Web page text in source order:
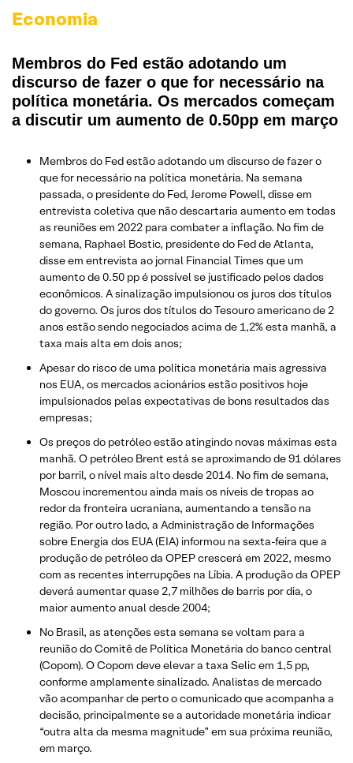
Economia
Membros do Fed estão adotando um
discurso de fazer o que for necessário na
política monetária. Os mercados começam
a discutir um aumento de 0.50pp em março
Membros do Fed estão adotando um discurso de fazer o
que for necessário na política monetária. Na semana
passada, o presidente do Fed, Jerome Powell, disse em
entrevista coletiva que não descartaria aumento em todas
as reuniões em 2022 para combater a inflação. No fim de
semana, Raphael Bostic, presidente do Fed de Atlanta,
disse em entrevista ao jornal Financial Times que um
aumento de 0.50 pp é possível se justificado pelos dados
econômicos. A sinalização impulsionou os juros dos títulos
do governo. Os juros dos títulos do Tesouro americano de 2
anos estão sendo negociados acima de 1,2% esta manhã, a
taxa mais alta em dois anos;
Apesar do risco de uma política monetária mais agressiva
nos EUA, os mercados acionários estão positivos hoje
impulsionados pelas expectativas de bons resultados das
empresas;
Os preços do petróleo estão atingindo novas máximas esta
manhã. O petróleo Brent está se aproximando de 91 dólares
por barril, o nível mais alto desde 2014. No fim de semana,
Moscou incrementou ainda mais os níveis de tropas ao
redor da fronteira ucraniana, aumentando a tensão na
região. Por outro lado, a Administração de Informações
sobre Energia dos EUA (EIA) informou na sexta-feira que a
produção de petróleo da OPEP crescerá em 2022, mesmo
com as recentes interrupções na Líbia. A produção da OPEP
deverá aumentar quase 2,7 milhões de barris por dia, o
maior aumento anual desde 2004;
No Brasil, as atenções esta semana se voltam para a
reunião do Comitê de Política Monetária do banco central
(Copom). O Copom deve elevar a taxa Selic em 1,5 pp,
conforme amplamente sinalizado. Analistas de mercado
vão acompanhar de perto o comunicado que acompanha a
decisão, principalmente se a autoridade monetária indicar
“outra alta da mesma magnitude” em sua próxima reunião,
em março.